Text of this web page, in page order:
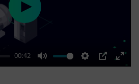
00:42
Mute Settings
PIP
Enter
Play